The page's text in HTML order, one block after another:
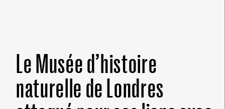
Le Musée d’histoire
naturelle de Londres